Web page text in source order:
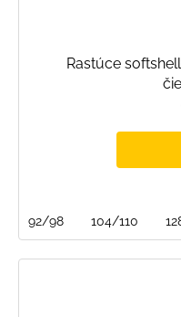
Rastúce
92/98 104/110